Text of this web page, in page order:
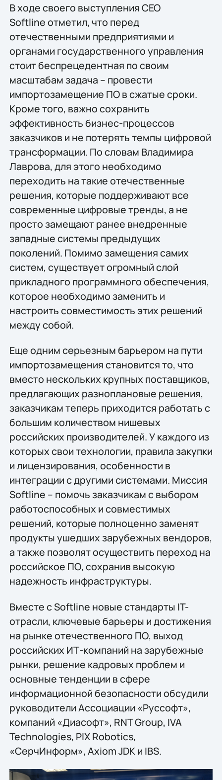
В ходе своего выступления СЕО
Softline отметил, что перед
отечественными предприятиями и
органами государственного управления
стоит беспрецедентная по своим
масштабам задача – провести
импортозамещение ПО в сжатые сроки.
Кроме того, важно сохранить
эффективность бизнес-процессов
заказчиков и не потерять темпы цифровой
трансформации. По словам Владимира
Лаврова, для этого необходимо
переходить на такие отечественные
решения, которые поддерживают все
современные цифровые тренды, а не
просто замещают ранее внедренные
западные системы предыдущих
поколений. Помимо замещения самих
систем, существует огромный слой
прикладного программного обеспечения,
которое необходимо заменить и
настроить совместимость этих решений
между собой.
Еще одним серьезным барьером на пути
импортозамещения становится то, что
вместо нескольких крупных поставщиков,
предлагающих разноплановые решения,
заказчикам теперь приходится работать с
большим количеством нишевых
российских производителей. У каждого из
которых свои технологии, правила закупки
и лицензирования, особенности в
интеграции с другими системами. Миссия
Softline – помочь заказчикам с выбором
работоспособных и совместимых
решений, которые полноценно заменят
продукты ушедших зарубежных вендоров,
а также позволят осуществить переход на
российское ПО, сохранив высокую
надежность инфраструктуры.
Вместе с Softline новые стандарты IT-
отрасли, ключевые барьеры и достижения
на рынке отечественного ПО, выход
российских ИТ-компаний на зарубежные
рынки, решение кадровых проблем и
основные тенденции в сфере
информационной безопасности обсудили
руководители Ассоциации «Руссофт»,
компаний «Диасофт», RNT Group, IVA
Technologies, PIX Robotics,
«СерчИнформ», Axiom JDK и IBS.